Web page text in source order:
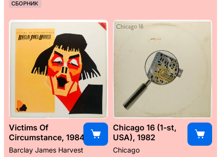
СБОРНИК
Victims Of
Circumstance, 1984
Barclay James Harvest
Chicago 16 (1-st,
USA), 1982
Chicago